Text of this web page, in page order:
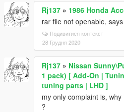
Rj137 » 1986 Honda
rar file not openable,
Подивитися контекст
28 Грудня 2020
Rj137 » Nissan
1 pack) [ Add-On |
tuning parts | LHD ]
my only complaint is,
?